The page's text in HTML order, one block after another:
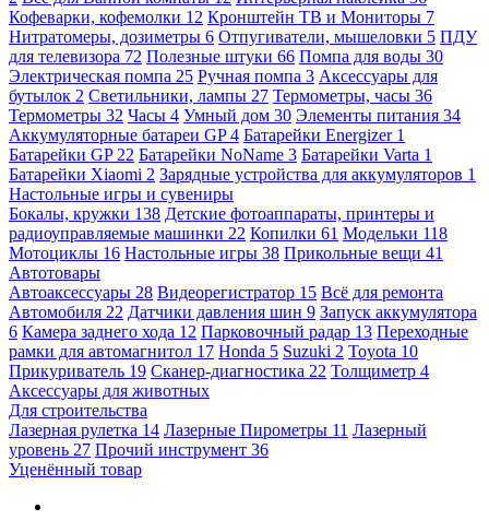
Кофеварки, кофемолки 12 Кронштейн ТВ и Мониторы 7
Нитратомеры, дозиметры 6 Отпугиватели, мышеловки 5 ПДУ
для телевизора 72 Полезные штуки 66 Помпа для воды 30
Электрическая помпа 25 Ручная помпа 3 Аксессуары для
бутылок 2 Светильники, лампы 27 Термометры, часы 36
Термометры 32 Часы 4 Умный дом 30 Элементы питания 34
Аккумуляторные батареи GP4 Батарейки Energizer 1
Батарейки GP 22 Батарейки NoName 3 Батарейки Varta 1
Батарейки Xiaomi 2 Зарядные устройства для аккумуляторов 1
Настольные игры и сувениры
Бокалы, кружки 138 Детские фотоаппараты, принтеры и
радиоуправляемые машинки 22 Копилки 61 Модельки 118
Мотоциклы 16 Настольные игры 38 Прикольные вещи 41
Автотовары
Автоаксессуары 28 Видеорегистратор 15 Всё для ремонта
Автомобиля 22 Датчики давления шин 9 Запуск аккумулятора
6 Камера заднего хода 12 Парковочный радар 13 Переходные
рамки для автомагнитол 17 Honda 5 Suzuki 2 Toyota 10
Прикуриватель 19 Сканер-диагностика 22 Толщиметр 4
Аксессуары для животных
Для строительства
Лазерная рулетка 14 Лазерные Пирометры 11 Лазерный
уровень 27 Прочий инструмент 36
Уценённый товар